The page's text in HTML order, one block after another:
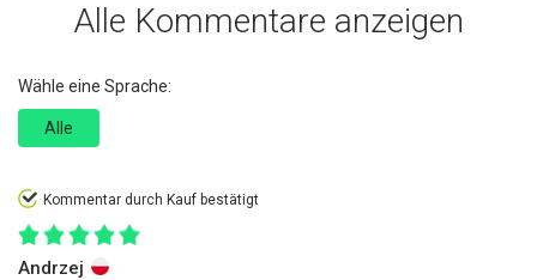
Alle Kommentare anzeigen
Wähle eine Sprache:
Alle
Kommentar durch Kauf bestätigt
Andrzej